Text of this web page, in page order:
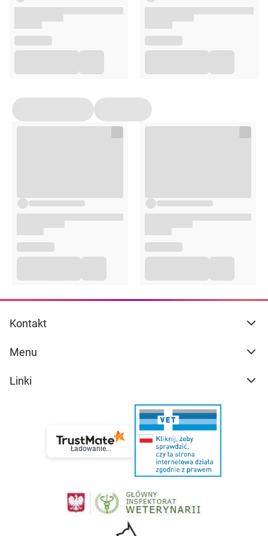
Kontakt
Menu
Linki
Ładowanie...